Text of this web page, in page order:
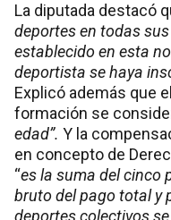
La diputada destacó
deportes en todas
establecido en esta
deportista se haya
Explicó además que
formación se
edad”. Y la
en concepto de
“es la suma del cinco
bruto del pago total y
deportes colectivos